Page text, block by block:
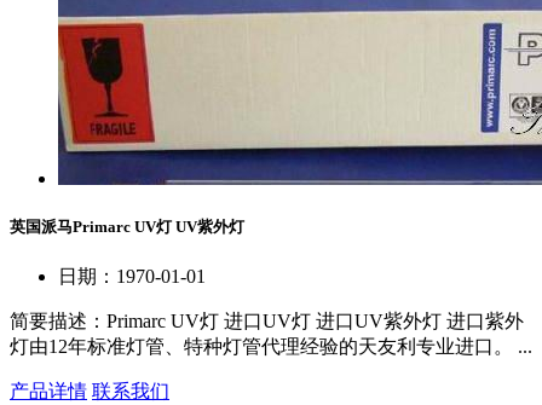
英国派马Primarc UV灯 UV紫外灯
日期：1970-01-01
简要描述： Primarc UV灯 进口UV灯 进口UV紫外灯 进口紫外
灯由12年标准灯管、特种灯管代理经验的天友利专业进口。 ...
产品详情 联系我们